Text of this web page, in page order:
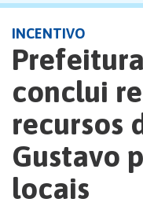
INCENTIVO
conclui
recursos
Gustavo
locais